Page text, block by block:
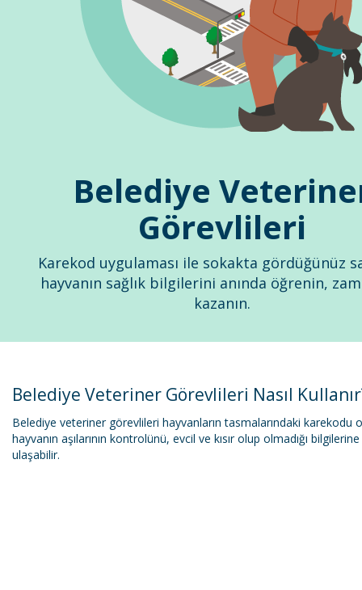
Belediye
Görevlileri
Karekod uygulaması ile sokakta gördüğünüz
hayvanın sağlık bilgilerini anında öğrenin,
kazanın.
Belediye Veteriner Görevlileri Nasıl
Belediye veteriner görevlileri hayvanların tasmalarındaki karekodu
hayvanın aşılarının kontrolünü, evcil ve kısır olup olmadığı
ulaşabilir.